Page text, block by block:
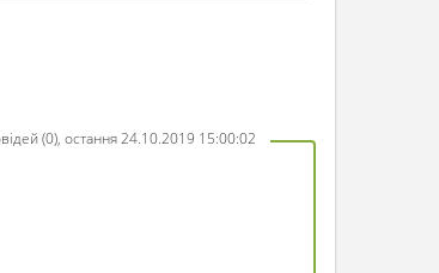
(0), остання 24.10.2019 15:00:02